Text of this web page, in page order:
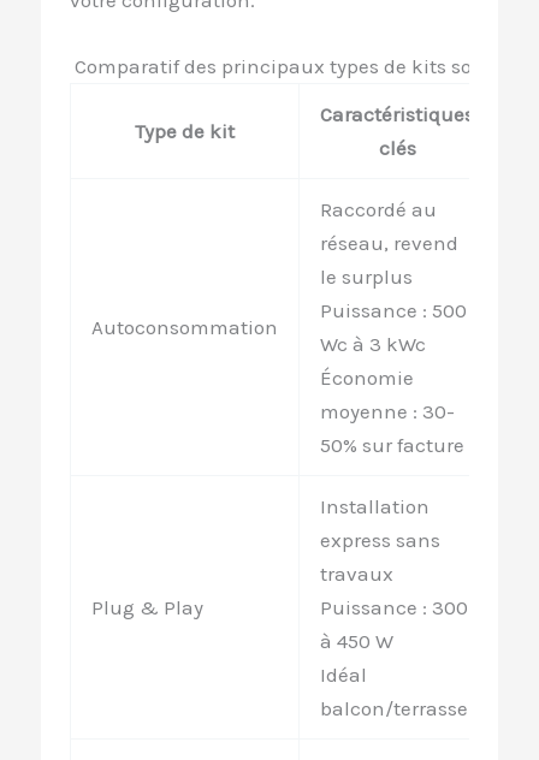
Comparatif des principaux types de kits solaires
Type de kit
Caractéristiques
clés
Autoconsommation
Raccordé au
réseau, revend
le surplus
Puissance : 500
Wc à 3 kWc
Économie
moyenne : 30-
50% sur facture
Plug & Play
Installation
express sans
travaux
Puissance : 300
à 450 W
Idéal
balcon/terrasse